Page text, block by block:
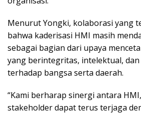
Menurut Yongki, kolaborasi yang
bahwa kaderisasi HMI masih
sebagai bagian dari upaya
yang berintegritas, intelektual,
terhadap bangsa serta daerah.
“Kami berharap sinergi antara
stakeholder dapat terus terjaga